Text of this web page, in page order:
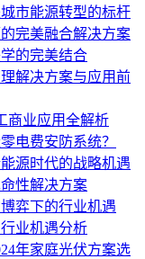
市能源转型的标杆
完美融合解决方案
的完美结合
解决方案与应用前
商业应用全解析
电费安防系统？
源时代的战略机遇
性解决方案
弈下的行业机遇
业机遇分析
年家庭光伏方案选